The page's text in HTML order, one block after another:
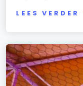
LEES VERDER